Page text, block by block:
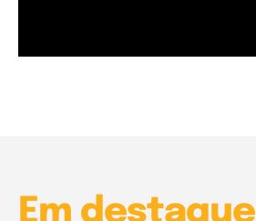
Em destaque